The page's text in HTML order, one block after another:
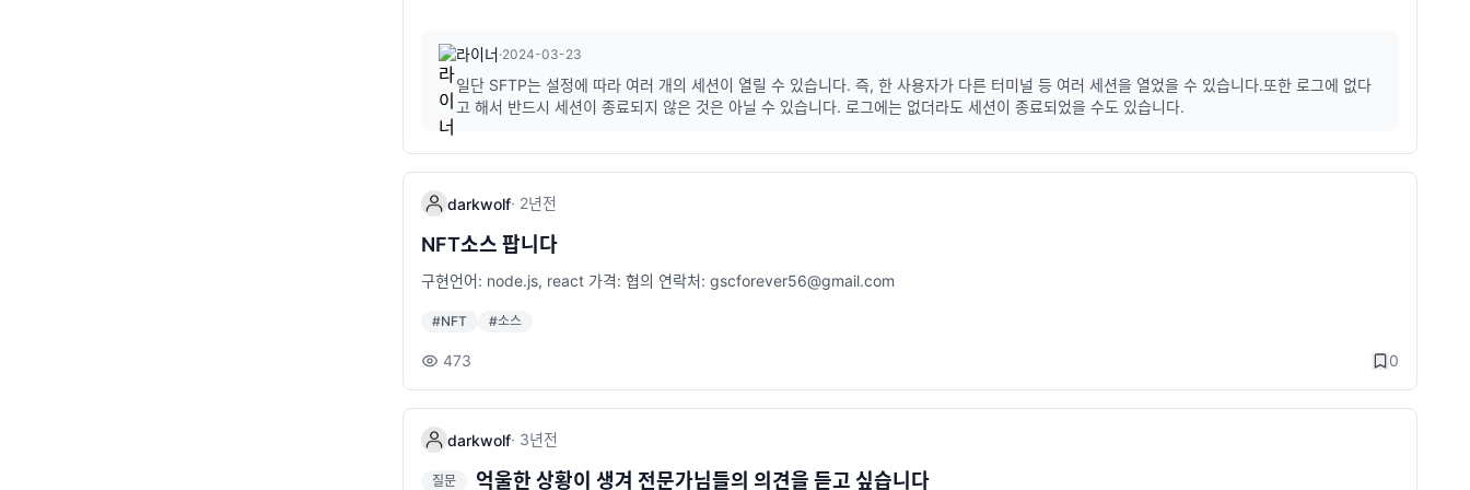
라이너 ·2024-03-23
일단 SFTP는 설정에 따라 여러 개의 세션이 열릴 수 있습니다. 즉, 한 사용자가 다른 터미널 등 여러 세션을 열었을 수 있습니다.또한 로그에 없다
고 해서 반드시 세션이 종료되지 않은 것은 아닐 수 있습니다. 로그에는 없더라도 세션이 종료되었을 수도 있습니다.
darkwolf· 2년전
NFT소스 팝니다
구현언어: node.js, react 가격: 협의 연락처: gscforever56@gmail.com
#NFT #소스
473 0
darkwolf· 3년전
질문 억울한 상황이 생겨 전문가님들의 의견을 듣고 싶습니다